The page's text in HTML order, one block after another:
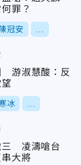
罪？
陳冠安
游淑慧酸：反
冰
三 凌濤嗆台
大將